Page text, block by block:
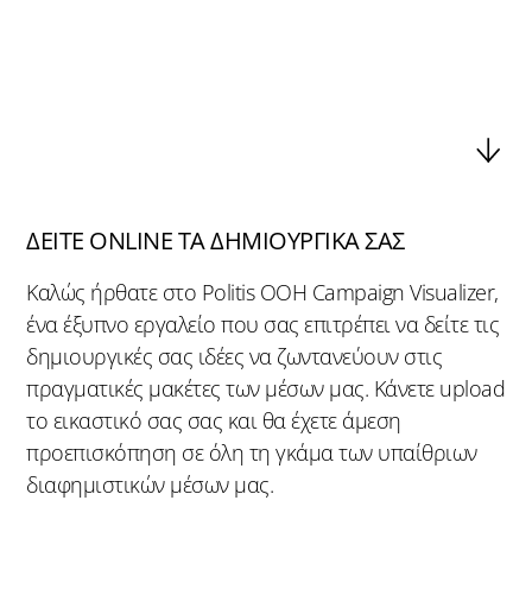
ΔΕΙΤΕ ONLINE ΤΑ ΔΗΜΙΟΥΡΓΙΚΑ ΣΑΣ
Καλώς ήρθατε στο Politis OOH Campaign Visualizer,
ένα έξυπνο εργαλείο που σας επιτρέπει να δείτε τις
δημιουργικές σας ιδέες να ζωντανεύουν στις
πραγματικές μακέτες των μέσων μας. Κάνετε upload
το εικαστικό σας σας και θα έχετε άμεση
προεπισκόπηση σε όλη τη γκάμα των υπαίθριων
διαφημιστικών μέσων μας.